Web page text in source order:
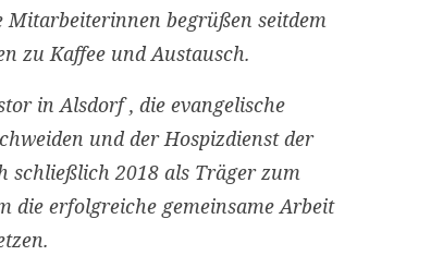
begrüßen seitdem
zu Kaffee und Austausch.
in Alsdorf , die evangelische
und der Hospizdienst der
schließlich 2018 als Träger zum
die erfolgreiche gemeinsame Arbeit